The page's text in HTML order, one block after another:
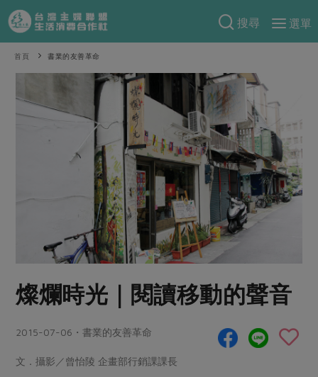
搜尋
選單
產品分類
一籃菜 當令水果
蕈菇類
奶蛋豆・五穀
乳製品
豆製品 米麵雜糧
肉品・水產
食材
肉食
常備菜
蛋料理
特別企畫
把最好的台灣味帶回家！
防災用品預購圓滿結束
2026年端午節預購圓滿結束
更多預購活動
當季產品
傳到心坎裡，誠心又澎派
合作25-經典快閃最後一週
一籃菜真心話
社內大小事 合作聯合國
樂齡生活 親子食育
關注議題
關於我們
合作社組織
員工與求才
產品檢驗
首頁 書業的友善革命
燦爛時光｜閱讀移動的聲音
2015-07-06・書業的友善革命
文．攝影／曾怡陵 企畫部行銷課課長